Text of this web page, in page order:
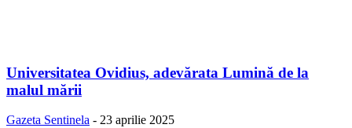
Universitatea Ovidius, adevărata Lumină de la
malul mării
Gazeta Sentinela - 23 aprilie 2025